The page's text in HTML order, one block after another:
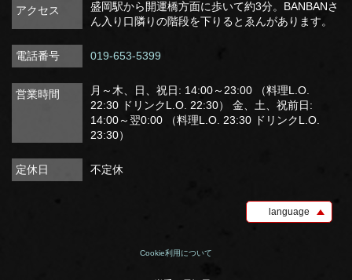
アクセス
盛岡駅から開運橋方面に歩いて約3分。BANBANさ
ん入り口隣りの階段を下りるとゑんがあります。
電話番号 019-653-5399
営業時間
月～木、日、祝日: 14:00～23:00 （料理L.O.
22:30 ドリンクL.O. 22:30） 金、土、祝前日:
14:00～翌0:00 （料理L.O. 23:30 ドリンクL.O.
23:30）
定休日 不定休
language
Cookie利用について